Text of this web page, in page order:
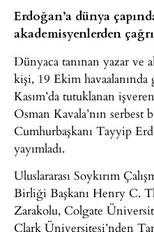
Erdoğan’a dünya
akademisyenlerden çağrı
Dünyaca tanınan yazar ve
kişi, 19 Ekim havaalanında
Kasım’da tutuklanan
Osman Kavala’nın serbest
Cumhurbaşkanı Tayyip
yayımladı.
Uluslararası Soykırım
Birliği Başkanı Henry C.
Zarakolu, Colgate
Clark Üniversitesi’nden